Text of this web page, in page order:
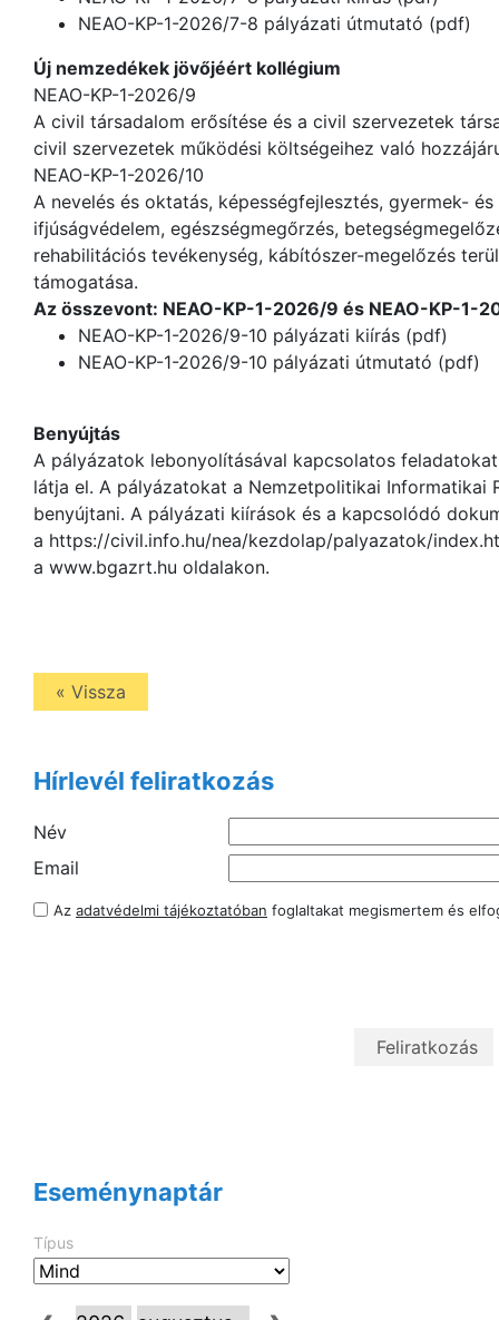
NEAO-KP-1-2026/7-8 pályázati útmutató (pdf)
Új nemzedékek jövőjéért kollégium
NEAO-KP-1-2026/9
A civil társadalom erősítése és a civil szervezetek
civil szervezetek működési költségeihez való
NEAO-KP-1-2026/10
A nevelés és oktatás, képességfejlesztés, gyermek-
ifjúságvédelem, egészségmegőrzés,
rehabilitációs tevékenység, kábítószer-megelőzés
támogatása.
Az összevont: NEAO-KP-1-2026/9 és NEAO-KP-1-
NEAO-KP-1-2026/9-10 pályázati kiírás (pdf)
NEAO-KP-1-2026/9-10 pályázati útmutató (pdf)
Benyújtás
A pályázatok lebonyolításával kapcsolatos
látja el. A pályázatokat a Nemzetpolitikai Informatikai
benyújtani. A pályázati kiírások és a kapcsolódó
a https://civil.info.hu/nea/kezdolap/palyazatok/
a www.bgazrt.hu oldalakon.
« Vissza
Hírlevél feliratkozás
Név
Email
Az adatvédelmi tájékoztatóban foglaltakat megismertem és
Eseménynaptár
Típus